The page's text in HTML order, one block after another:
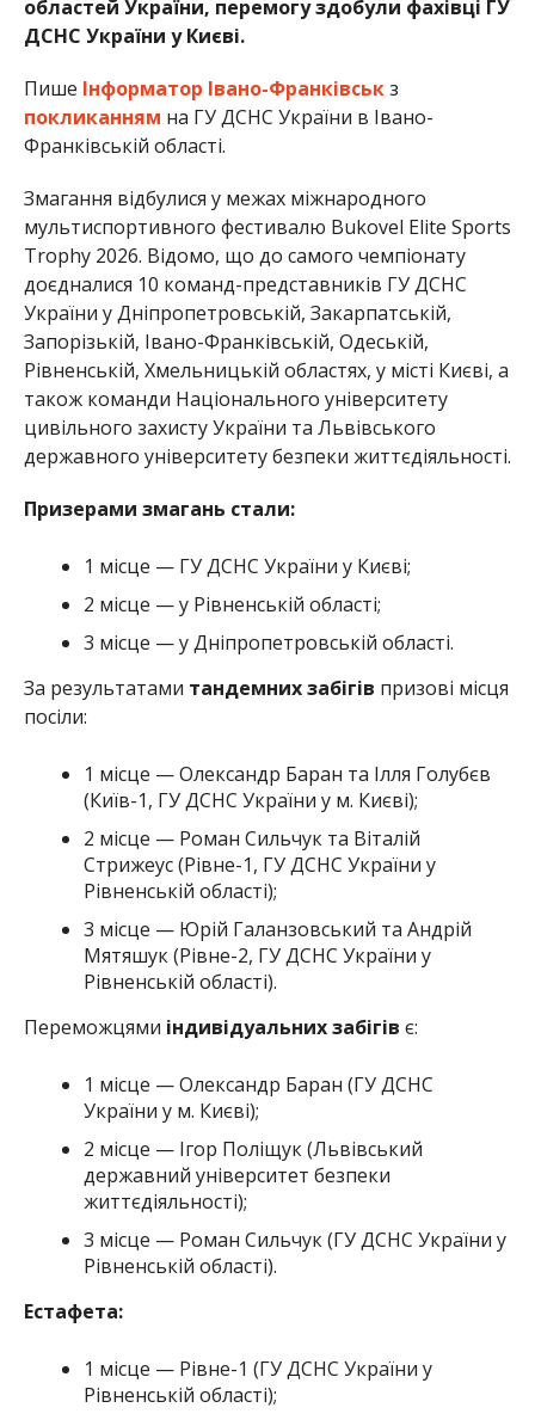
областей України, перемогу здобули фахівці ГУ
ДСНС України у Києві.
Пише Інформатор Івано-Франківськз
покликанням на ГУ ДСНС України в Івано-
Франківській області.
Змагання відбулися у межах міжнародного
мультиспортивного фестивалю Bukovel Elite Sports
Trophy 2026. Відомо, що до самого чемпіонату
доєдналися 10 команд-представників ГУ ДСНС
України у Дніпропетровській, Закарпатській,
Запорізькій, Івано-Франківській, Одеській,
Рівненській, Хмельницькій областях, у місті Києві, а
також команди Національного університету
цивільного захисту України та Львівського
державного університету безпеки життєдіяльності.
Призерами змагань стали:
1 місце — ГУ ДСНС України у Києві;
2 місце — у Рівненській області;
3 місце — у Дніпропетровській області.
За результатами тандемних забігів призові місця
посіли:
1 місце — Олександр Баран та Ілля Голубєв
(Київ-1, ГУ ДСНС України у м. Києві);
2 місце — Роман Сильчук та Віталій
Стрижеус (Рівне-1, ГУ ДСНС України у
Рівненській області);
3 місце — Юрій Галанзовський та Андрій
Мятяшук (Рівне-2, ГУ ДСНС України у
Рівненській області).
Переможцями індивідуальних забігів є:
1 місце — Олександр Баран (ГУ ДСНС
України у м. Києві);
2 місце — Ігор Поліщук (Львівський
державний університет безпеки
життєдіяльності);
3 місце — Роман Сильчук (ГУ ДСНС України у
Рівненській області).
Естафета:
1 місце — Рівне-1 (ГУ ДСНС України у
Рівненській області);